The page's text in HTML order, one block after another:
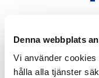
Denna webbplats
Vi använder
hålla alla tjänster
Se även dessa